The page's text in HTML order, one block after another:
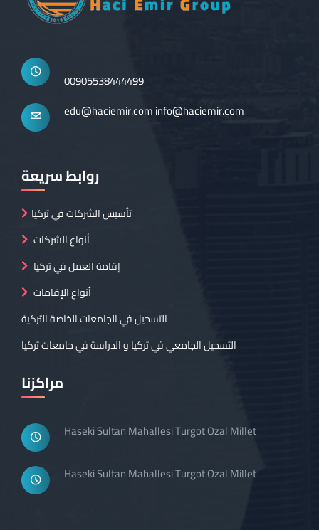
00905538444499
edu@haciemir.cominfo@haciemir.com
روابط سريعة
تأسيس الشركات في تركيا
أنواع الشركات
إقامة العمل في تركيا
أنواع الإقامات
التسجيل في الجامعات الخاصة التركية
التسجيل الجامعي في تركيا و الدراسة في جامعات تركيا
مراكزنا
Haseki Sultan Mahallesi Turgot Ozal Millet
Haseki Sultan Mahallesi Turgot Ozal Millet